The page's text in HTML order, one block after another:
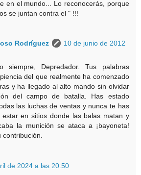
en el mundo... Lo reconocerás, porque
se juntan contra el " !!!
Rodríguez
10 de junio de 2012
siempre, Depredador. Tus palabras
del que realmente ha comenzado
y ha llegado al alto mando sin olvidar
del campo de batalla. Has estado
las luchas de ventas y nunca te has
estar en sitios donde las balas matan y
la munición se ataca a ¡bayoneta!
contribución.
de 2024 a las 20:50